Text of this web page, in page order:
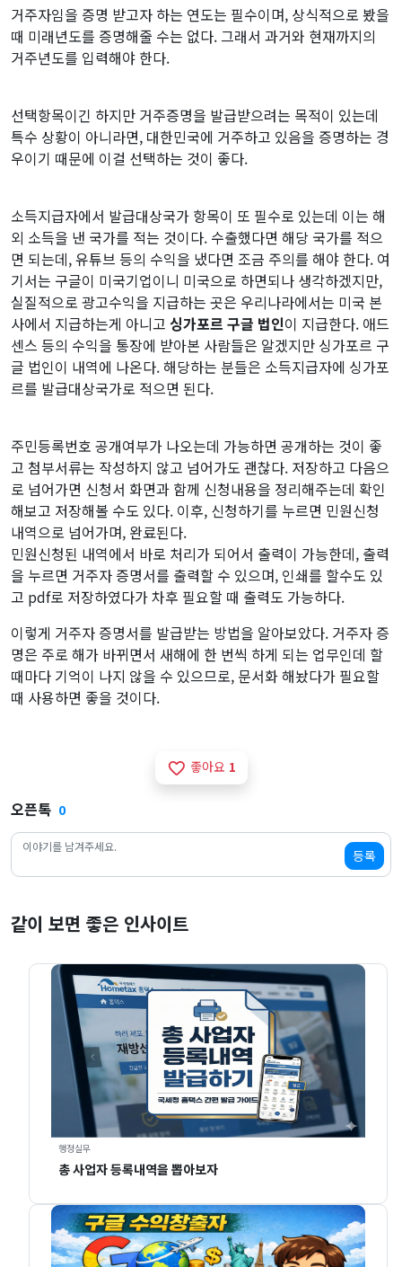
거주자임을 증명 받고자 하는 연도는 필수이며, 상식적으로 봤을
때 미래년도를 증명해줄 수는 없다. 그래서 과거와 현재까지의
거주년도를 입력해야 한다.
선택항목이긴 하지만 거주증명을 발급받으려는 목적이 있는데
특수 상황이 아니라면, 대한민국에 거주하고 있음을 증명하는 경
우이기 때문에 이걸 선택하는 것이 좋다.
소득지급자에서 발급대상국가 항목이 또 필수로 있는데 이는 해
외 소득을 낸 국가를 적는 것이다. 수출했다면 해당 국가를 적으
면 되는데, 유튜브 등의 수익을 냈다면 조금 주의를 해야 한다. 여
기서는 구글이 미국기업이니 미국으로 하면되나 생각하겠지만,
실질적으로 광고수익을 지급하는 곳은 우리나라에서는 미국 본
사에서 지급하는게 아니고 싱가포르 구글 법인이 지급한다. 애드
센스 등의 수익을 통장에 받아본 사람들은 알겠지만 싱가포르 구
글 법인이 내역에 나온다. 해당하는 분들은 소득지급자에 싱가포
르를 발급대상국가로 적으면 된다.
주민등록번호 공개여부가 나오는데 가능하면 공개하는 것이 좋
고 첨부서류는 작성하지 않고 넘어가도 괜찮다. 저장하고 다음으
로 넘어가면 신청서 화면과 함께 신청내용을 정리해주는데 확인
해보고 저장해볼 수도 있다. 이후, 신청하기를 누르면 민원신청
내역으로 넘어가며, 완료된다.
민원신청된 내역에서 바로 처리가 되어서 출력이 가능한데, 출력
을 누르면 거주자 증명서를 출력할 수 있으며, 인쇄를 할수도 있
고 pdf로 저장하였다가 차후 필요할 때 출력도 가능하다.
이렇게 거주자 증명서를 발급받는 방법을 알아보았다. 거주자 증
명은 주로 해가 바뀌면서 새해에 한 번씩 하게 되는 업무인데 할
때마다 기억이 나지 않을 수 있으므로, 문서화 해놨다가 필요할
때 사용하면 좋을 것이다.
favorite_border 좋아요 1
오픈톡 0
등록
같이 보면 좋은 인사이트
행정실무
총 사업자 등록내역을 뽑아보자